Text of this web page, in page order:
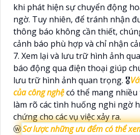
khi phát hiện sự chuyển động
ngờ. Tuy nhiên, để tránh nhận
thông báo không cần thiết,
cảnh báo phù hợp và chỉ nhận
7. Xem lại và lưu trữ hình ảnh
báo động qua điện thoại giúp
lưu trữ hình ảnh quan trọng. 🎖️
của công nghệcó thể mang
làm rõ các tình huống nghi ngờ
chứng cho các vụ việc xảy ra.
ⓦSơ lược những ưu đểm có thể